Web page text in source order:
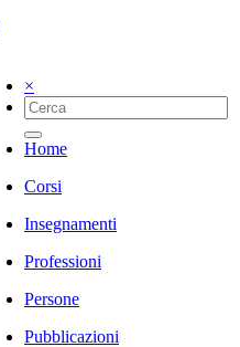
×
Home
Corsi
Insegnamenti
Professioni
Persone
Pubblicazioni